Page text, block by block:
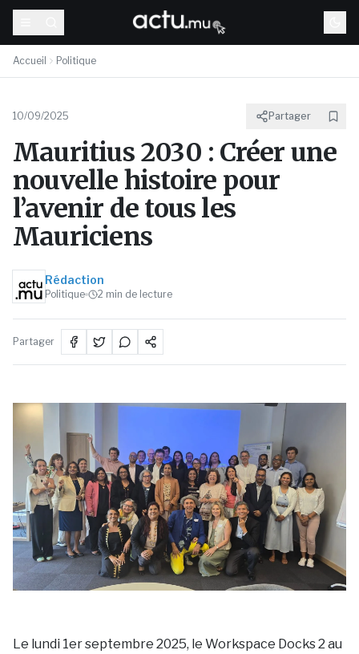
Accueil Politique
10/09/2025 Partager
Mauritius 2030 : Créer une
nouvelle histoire pour
l’avenir de tous les
Mauriciens
Rédaction
Politique 2 min de lecture
Partager
Le lundi 1er septembre 2025, le Workspace Docks 2 au